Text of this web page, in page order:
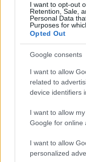
I want to opt-out
Retention, Sale,
Personal Data
Purposes for
Opted Out
Google consents
I want to allow
related to
device identifiers
I want to allow
Google for online
I want to allow
personalized
Sigue